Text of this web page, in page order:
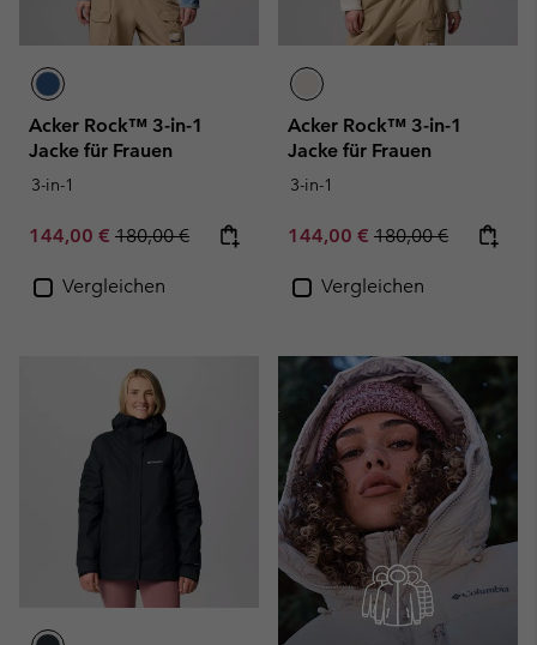
Acker Rock™ 3-in-1
Jacke für Frauen
3-in-1
Sale price:
144,00 € Regular price:
180,00 €
Vergleichen
Acker Rock™ 3-in-1
Jacke für Frauen
3-in-1
Sale price:
144,00 € Regular price:
180,00 €
Vergleichen